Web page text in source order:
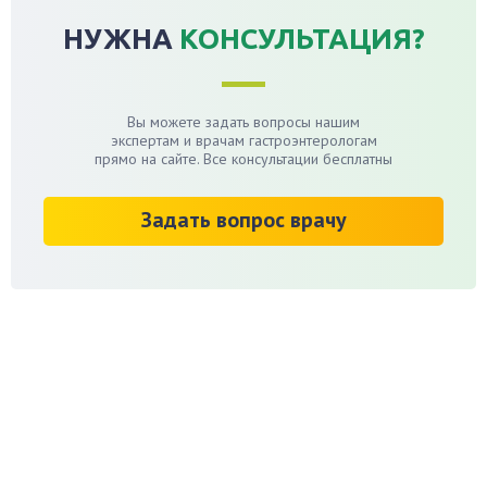
НУЖНА КОНСУЛЬТАЦИЯ?
Вы можете задать вопросы нашим
экспертам и врачам гастроэнтерологам
прямо на сайте. Все консультации бесплатны
Задать вопрос врачу